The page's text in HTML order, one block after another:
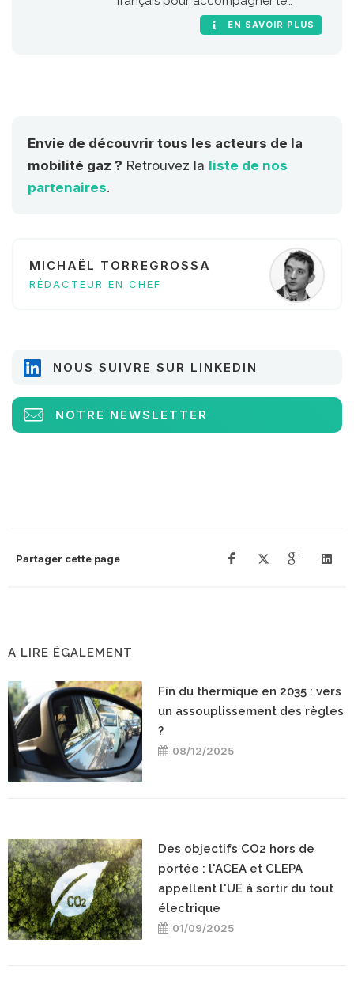
développement de l’usage carburant
EN SAVOIR PLUS
Envie de découvrir tous les acteurs de la
mobilité gaz ? Retrouvez la liste de nos
partenaires.
MICHAËL TORREGROSSA
RÉDACTEUR EN CHEF
NOUS SUIVRE SUR LINKEDIN
NOTRE NEWSLETTER
Partager cette page
A LIRE ÉGALEMENT
Fin du thermique en 2035 : vers
un assouplissement des règles
?
08/12/2025
Des objectifs CO2 hors de
portée : l'ACEA et CLEPA
appellent l'UE à sortir du tout
électrique
01/09/2025